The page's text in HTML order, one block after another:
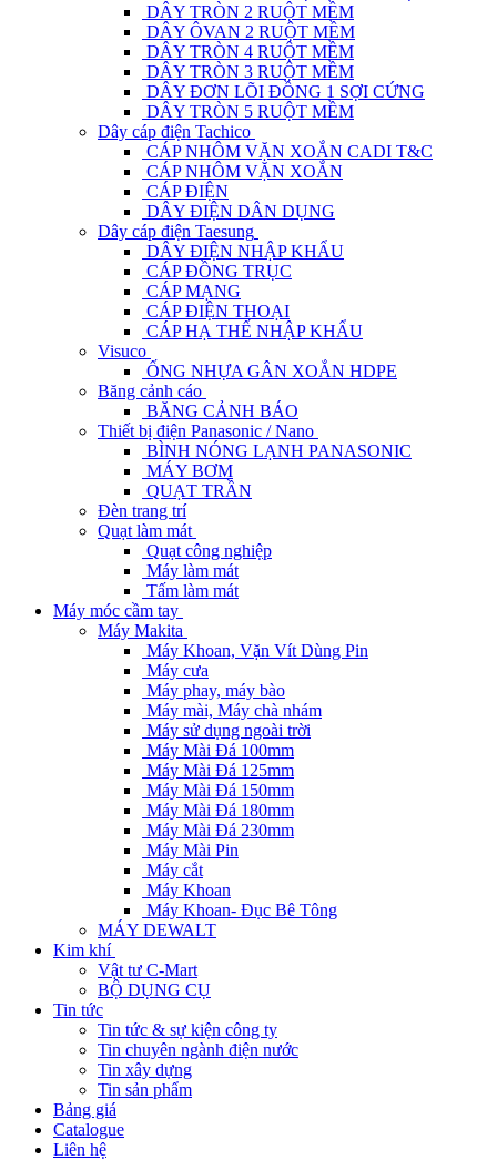
DÂY TRÒN 2 RUỘT MỀM
DÂY ÔVAN 2 RUỘT MỀM
DÂY TRÒN 4 RUỘT MỀM
DÂY TRÒN 3 RUỘT MỀM
DÂY ĐƠN LÕI ĐỒNG 1 SỢI CỨNG
DÂY TRÒN 5 RUỘT MỀM
Dây cáp điện Tachico
CÁP NHÔM VẶN XOẮN CADI T&C
CÁP NHÔM VẶN XOẮN
CÁP ĐIỆN
DÂY ĐIỆN DÂN DỤNG
Dây cáp điện Taesung
DÂY ĐIỆN NHẬP KHẨU
CÁP ĐỒNG TRỤC
CÁP MẠNG
CÁP ĐIỆN THOẠI
CÁP HẠ THẾ NHẬP KHẨU
Visuco
ỐNG NHỰA GÂN XOẮN HDPE
Băng cảnh cáo
BĂNG CẢNH BÁO
Thiết bị điện Panasonic / Nano
BÌNH NÓNG LẠNH PANASONIC
MÁY BƠM
QUẠT TRẦN
Đèn trang trí
Quạt làm mát
Quạt công nghiệp
Máy làm mát
Tấm làm mát
Máy móc cầm tay
Máy Makita
Máy Khoan, Vặn Vít Dùng Pin
Máy cưa
Máy phay, máy bào
Máy mài, Máy chà nhám
Máy sử dụng ngoài trời
Máy Mài Đá 100mm
Máy Mài Đá 125mm
Máy Mài Đá 150mm
Máy Mài Đá 180mm
Máy Mài Đá 230mm
Máy Mài Pin
Máy cắt
Máy Khoan
Máy Khoan- Đục Bê Tông
MÁY DEWALT
Kim khí
Vật tư C-Mart
BỘ DỤNG CỤ
Tin tức
Tin tức & sự kiện công ty
Tin chuyên ngành điện nước
Tin xây dựng
Tin sản phẩm
Bảng giá
Catalogue
Liên hệ